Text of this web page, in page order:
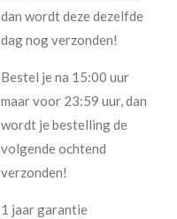
dan wordt deze dezelfde
dag nog verzonden!
Bestel je na 15:00 uur
maar voor 23:59 uur, dan
wordt je bestelling de
volgende ochtend
verzonden!
1 jaar garantie